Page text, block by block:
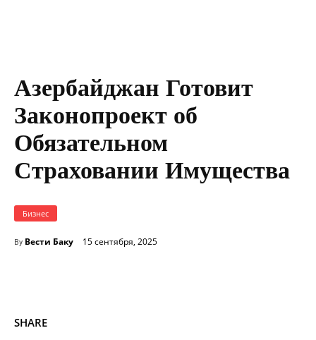
Азербайджан Готовит
Законопроект об
Обязательном
Страховании Имущества
Бизнес
By Вести Баку 15 сентября, 2025
SHARE